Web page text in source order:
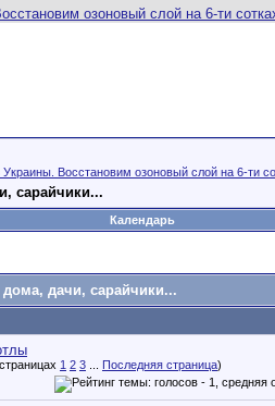
Восстановим озоновый слой на 6-ти
сарайчики...
Календарь
дачи, сарайчики...
1 2 3 Последняя страница)